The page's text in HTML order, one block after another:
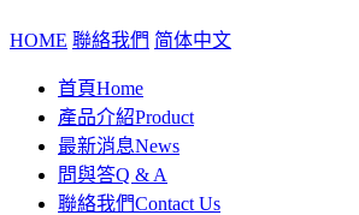
HOME 聯絡我們 简体中文
首頁Home
產品介紹Product
最新消息News
問與答Q & A
聯絡我們Contact Us